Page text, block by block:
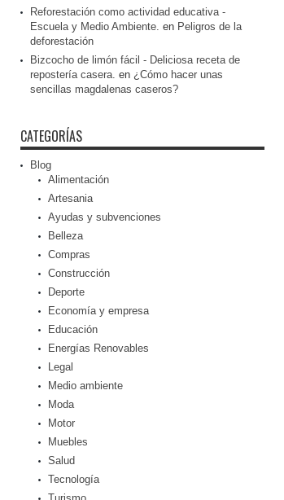
Reforestación como actividad educativa -
Escuela y Medio Ambiente. en Peligros de la
deforestación
Bizcocho de limón fácil - Deliciosa receta de
repostería casera. en ¿Cómo hacer unas
sencillas magdalenas caseros?
CATEGORÍAS
Blog
Alimentación
Artesania
Ayudas y subvenciones
Belleza
Compras
Construcción
Deporte
Economía y empresa
Educación
Energías Renovables
Legal
Medio ambiente
Moda
Motor
Muebles
Salud
Tecnología